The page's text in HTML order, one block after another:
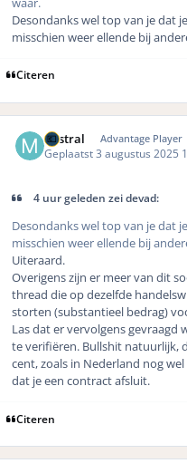
Desondanks wel top van je dat
misschien weer ellende bij
Citeren
Mistral Advantage Player
Geplaatst 3 augustus 2025
4 uur geleden zei devad:
Desondanks wel top van je dat
misschien weer ellende bij
Uiteraard.
Overigens zijn er meer van dit
thread die op dezelfde
storten (substantieel bedrag)
Las dat er vervolgens
te verifiëren. Bullshit natuurlijk,
cent, zoals in Nederland nog
dat je een contract afsluit.
Citeren